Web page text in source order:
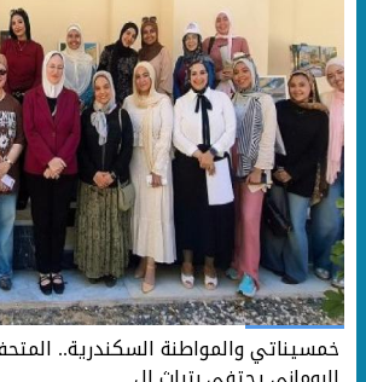
خمسيناتي والمواطنة السكندرية..